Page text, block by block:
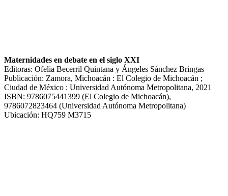
Maternidades en debate en el siglo XXI
Editoras: Ofelia Becerril Quintana y Ángeles Sánchez Bringas
Publicación: Zamora, Michoacán : El Colegio de Michoacán ;
Ciudad de México : Universidad Autónoma Metropolitana, 2021
ISBN: 9786075441399 (El Colegio de Michoacán),
9786072823464 (Universidad Autónoma Metropolitana)
Ubicación: HQ759 M3715